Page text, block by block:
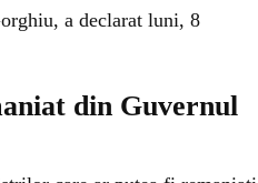
a declarat luni, 8
din Guvernul